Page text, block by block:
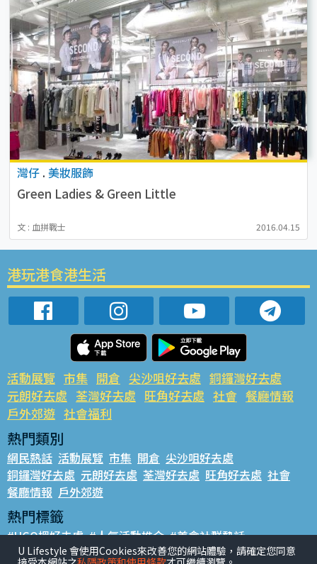
灣仔 . 美妝服飾
Green Ladies & Green Little
文 : 血拼戰士 2016.04.15
港玩港食港生活
活動展覽 市集 開倉 尖沙咀好去處 銅鑼灣好去處
元朗好去處 荃灣好去處 旺角好去處 社會 餐廳情報
戶外郊遊 社會福利
熱門類別
網民熱話 活動展覽 市集 開倉 尖沙咀好去處
銅鑼灣好去處 元朗好去處 荃灣好去處 旺角好去處 社會
餐廳情報 戶外郊遊
熱門標籤
#UGO搵好去處 #人氣活動推介 #美食社群熱話
#親子玩樂好去處 #ULifestyle應用程式 #限時搶
U Lifestyle 會使用Cookies來改善您的網站體驗，請確定您同意